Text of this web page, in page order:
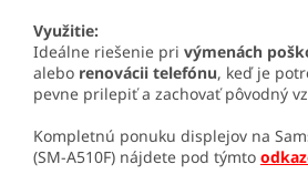
Využitie:
Ideálne riešenie pri výmenách
alebo renovácii telefónu, keď je
pevne prilepiť a zachovať pôvodný
Kompletnú ponuku displejov na
(SM-A510F) nájdete pod týmto